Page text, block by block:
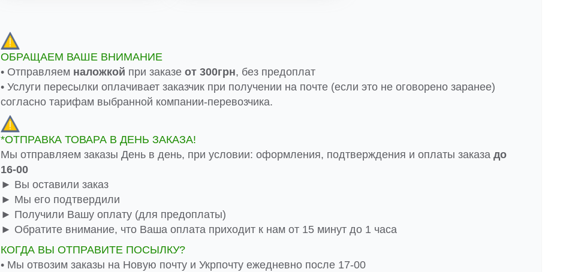
ОБРАЩАЕМ ВАШЕ ВНИМАНИЕ
• Отправляем наложкой при заказе от 300грн, без предоплат
• Услуги пересылки оплачивает заказчик при получении на почте (если это не оговорено заранее)
согласно тарифам выбранной компании-перевозчика.
*ОТПРАВКА ТОВАРА В ДЕНЬ ЗАКАЗА!
Мы отправляем заказы День в день, при условии: оформления, подтверждения и оплаты заказа до
16-00
► Вы оставили заказ
► Мы его подтвердили
► Получили Вашу оплату (для предоплаты)
► Обратите внимание, что Ваша оплата приходит к нам от 15 минут до 1 часа
КОГДА ВЫ ОТПРАВИТЕ ПОСЫЛКУ?
• Мы отвозим заказы на Новую почту и Укрпочту ежедневно после 17-00